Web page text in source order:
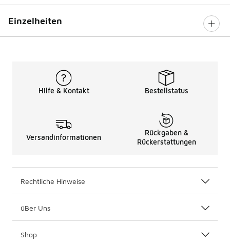
Einzelheiten
Hilfe & Kontakt Bestellstatus
Versandinformationen
Rückgaben &
Rückerstattungen
Rechtliche Hinweise
üBer Uns
Shop